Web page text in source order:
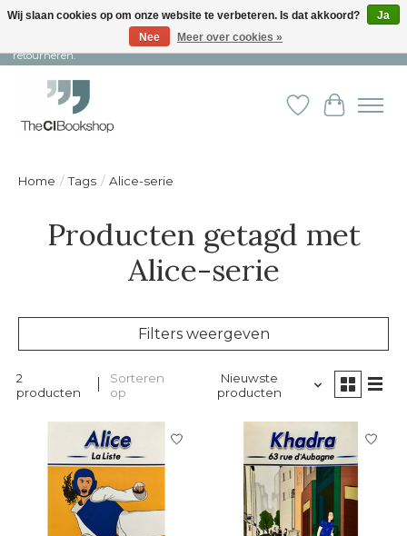
Snelle levering en persoonlijke service ︱ Niet goed? Geld terug! ︱ Gratis
retourneren.
Verlanglijst
Home / Tags / Alice-serie
Producten getagd met
Alice-serie
Filters weergeven
2
producten
Sorteren
op
Nieuwste
producten
Wij slaan cookies op om onze website te verbeteren. Is dat akkoord?
Ja
Nee
Meer over cookies »